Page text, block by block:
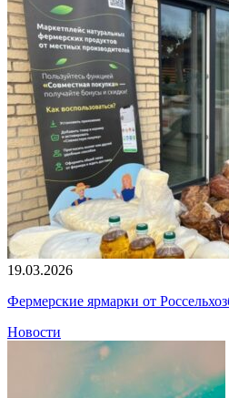
19.03.2026
Фермерские ярмарки от
Новости